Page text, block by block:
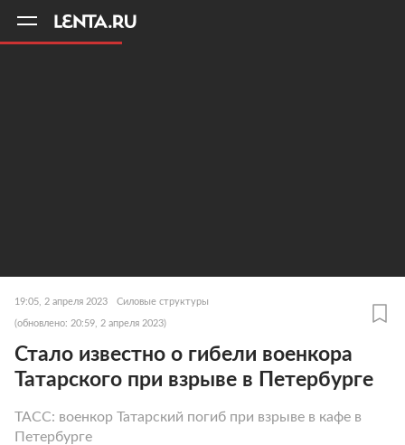
19:05, 2 апреля 2023 Силовые структуры
(обновлено: 20:59, 2 апреля 2023)
Стало известно о гибели военкора
Татарского при взрыве в Петербурге
ТАСС: военкор Татарский погиб при взрыве в кафе в
Петербурге